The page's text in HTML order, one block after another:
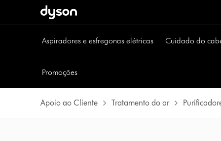
Aspiradores e esfregonas elétricas Cuidado do
Promoções
Apoio ao Cliente Tratamento do ar